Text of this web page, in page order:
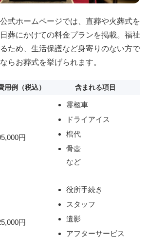
式ホームページでは、直葬や火葬式を
葬にかけての料金プランを掲載。福祉
ため、生活保護など身寄りのない方で
らお葬式を挙げられます。
用例（税込） 含まれる項目
円
霊柩車
ドライアイス
棺代
骨壺
など
円
役所手続き
スタッフ
遺影
アフターサービス